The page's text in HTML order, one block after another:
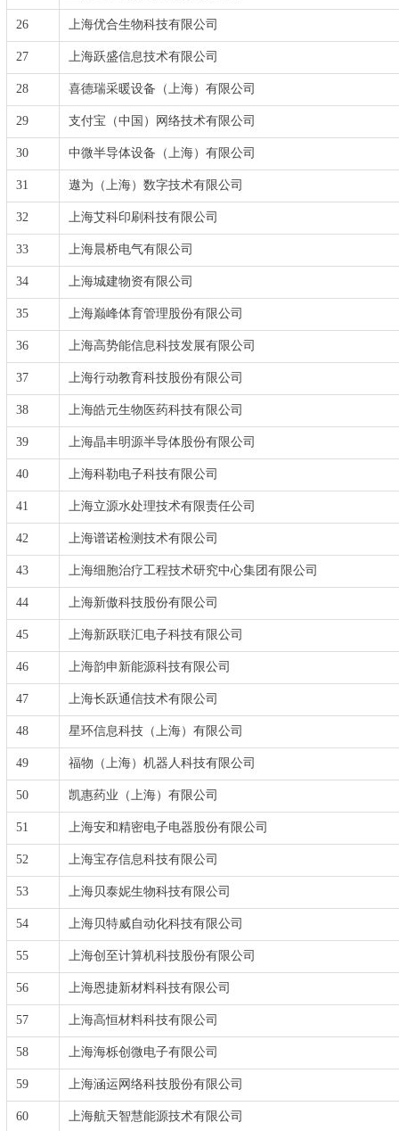
26 上海优合生物科技有限公司
27 上海跃盛信息技术有限公司
28 喜德瑞采暖设备（上海）有限公司
29 支付宝（中国）网络技术有限公司
30 中微半导体设备（上海）有限公司
31 遨为（上海）数字技术有限公司
32 上海艾科印刷科技有限公司
33 上海晨桥电气有限公司
34 上海城建物资有限公司
35 上海巅峰体育管理股份有限公司
36 上海高势能信息科技发展有限公司
37 上海行动教育科技股份有限公司
38 上海皓元生物医药科技有限公司
39 上海晶丰明源半导体股份有限公司
40 上海科勒电子科技有限公司
41 上海立源水处理技术有限责任公司
42 上海谱诺检测技术有限公司
43 上海细胞治疗工程技术研究中心集团有限公司
44 上海新傲科技股份有限公司
45 上海新跃联汇电子科技有限公司
46 上海韵申新能源科技有限公司
47 上海长跃通信技术有限公司
48 星环信息科技（上海）有限公司
49 福物（上海）机器人科技有限公司
50 凯惠药业（上海）有限公司
51 上海安和精密电子电器股份有限公司
52 上海宝存信息科技有限公司
53 上海贝泰妮生物科技有限公司
54 上海贝特威自动化科技有限公司
55 上海创至计算机科技股份有限公司
56 上海恩捷新材料科技有限公司
57 上海高恒材料科技有限公司
58 上海海栎创微电子有限公司
59 上海涵运网络科技股份有限公司
60 上海航天智慧能源技术有限公司